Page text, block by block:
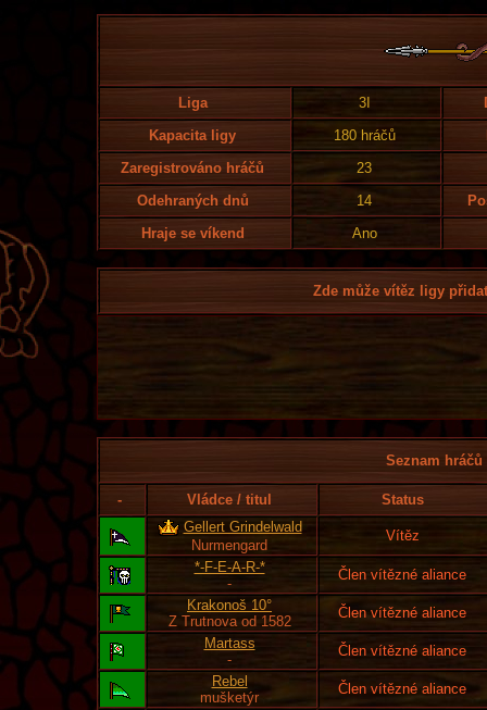
Liga 3I
Kapacita ligy
180 hráčů
Zaregistrováno hráčů
23
Odehraných dnů
14
Hraje se víkend
Ano
Zde může vítěz ligy
Seznam
- Vládce / titul
Status
Gellert Grindelwald
Nurmengard
Vítěz
*-F-E-A-R-*
-
Člen vítězné aliance
Krakonoš 10°
Z Trutnova od 1582
Člen vítězné aliance
Martass
-
Člen vítězné aliance
Rebel
mušketýr
Člen vítězné aliance